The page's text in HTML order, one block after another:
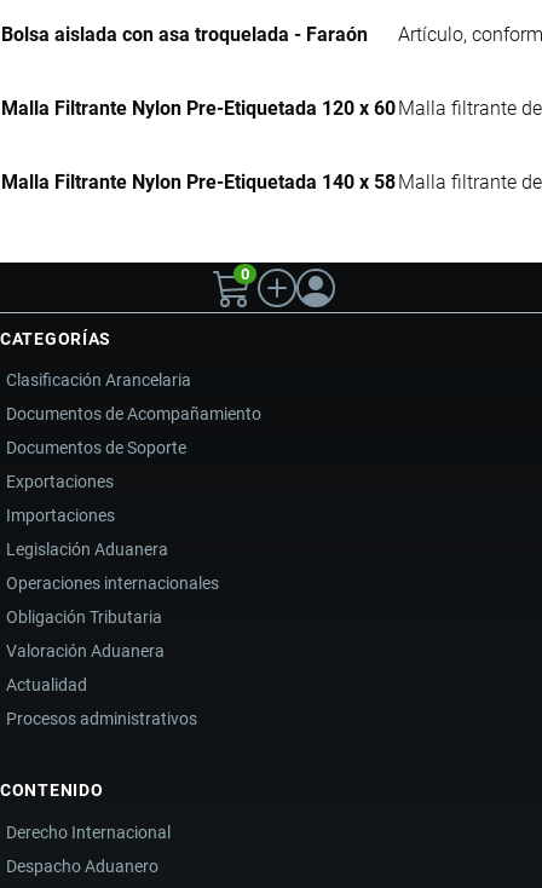
Bolsa aislada con asa troquelada - Faraón Artículo,
Malla Filtrante Nylon Pre-Etiquetada 120 x 60 Malla filtrante
Malla Filtrante Nylon Pre-Etiquetada 140 x 58 Malla filtrante
0
CATEGORÍAS
Clasificación Arancelaria
Documentos de Acompañamiento
Documentos de Soporte
Exportaciones
Importaciones
Legislación Aduanera
Operaciones internacionales
Obligación Tributaria
Valoración Aduanera
Actualidad
Procesos administrativos
CONTENIDO
Derecho Internacional
Despacho Aduanero